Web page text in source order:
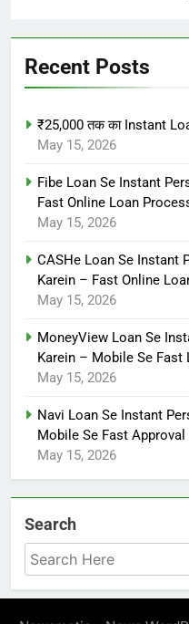
Recent Posts
₹25,000 तक का Instant
May 15, 2026
Fibe Loan Se Instant
Fast Online Loan
May 15, 2026
CASHe Loan Se Instant
Karein – Fast Online
May 15, 2026
MoneyView Loan Se
Karein – Mobile Se Fast
May 15, 2026
Navi Loan Se Instant
Mobile Se Fast Approval
May 15, 2026
Search